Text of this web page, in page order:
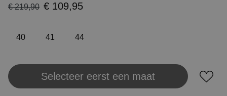
€ 219,90 € 109,95
40 41 44
Plaats in winkeltas
Selecteer eerst een maat